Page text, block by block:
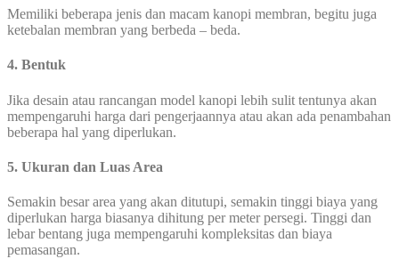
Memiliki beberapa jenis dan macam kanopi membran, begitu juga
ketebalan membran yang berbeda – beda.
4. Bentuk
Jika desain atau rancangan model kanopi lebih sulit tentunya akan
mempengaruhi harga dari pengerjaannya atau akan ada penambahan
beberapa hal yang diperlukan.
5. Ukuran dan Luas Area
Semakin besar area yang akan ditutupi, semakin tinggi biaya yang
diperlukan harga biasanya dihitung per meter persegi. Tinggi dan
lebar bentang juga mempengaruhi kompleksitas dan biaya
pemasangan.